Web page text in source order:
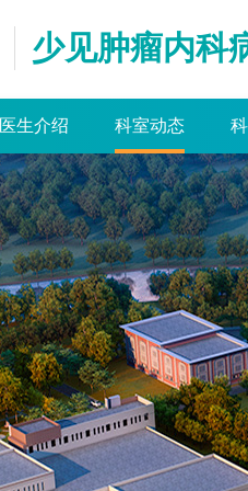
少见肿瘤内科
医生介绍 科室动态